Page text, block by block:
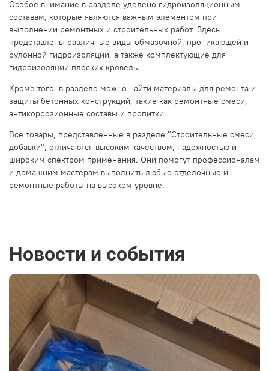
Особое внимание в разделе уделено гидроизоляционным
составам, которые являются важным элементом при
выполнении ремонтных и строительных работ. Здесь
представлены различные виды обмазочной, проникающей и
рулонной гидроизоляции, а также комплектующие для
гидроизоляции плоских кровель.
Кроме того, в разделе можно найти материалы для ремонта и
защиты бетонных конструкций, такие как ремонтные смеси,
антикоррозионные составы и пропитки.
Все товары, представленные в разделе "Строительные смеси,
добавки", отличаются высоким качеством, надежностью и
широким спектром применения. Они помогут профессионалам
и домашним мастерам выполнить любые отделочные и
ремонтные работы на высоком уровне.
Новости и события